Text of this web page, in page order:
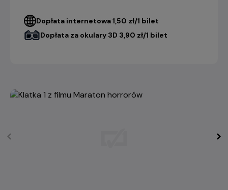
Dopłata internetowa 1,50 zł/1 bilet
Dopłata za okulary 3D 3,90 zł/1 bilet